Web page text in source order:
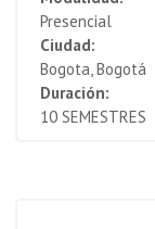
Presencial
Ciudad:
Bogota, Bogotá
Duración:
10 SEMESTRES